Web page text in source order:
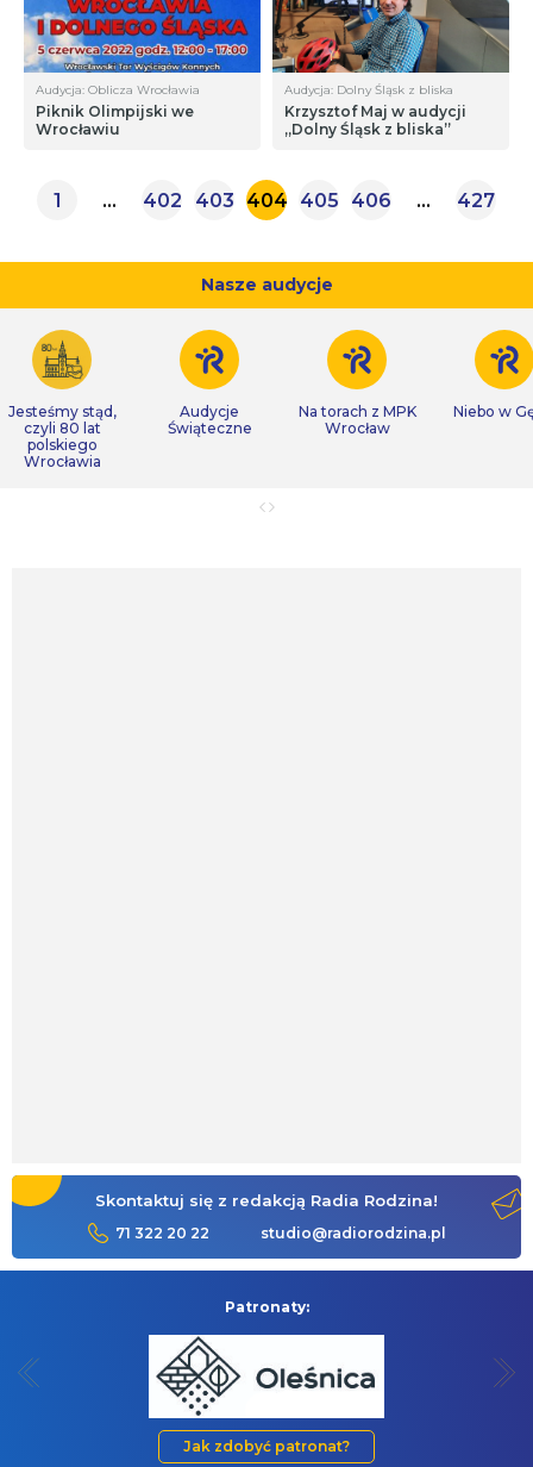
Audycja: Oblicza Wrocławia
Piknik Olimpijski we
Wrocławiu
Audycja: Dolny Śląsk z bliska
Krzysztof Maj w audycji
„Dolny Śląsk z bliska”
1 … 402 403 404 405 406 … 427
Nasze audycje
Jesteśmy stąd,
czyli 80 lat
polskiego
Wrocławia
Audycje
Świąteczne
Na torach z MPK
Wrocław
Niebo w
Skontaktuj się z redakcją Radia Rodzina!
71 322 20 22 studio@radiorodzina.pl
Patronaty:
Jak zdobyć patronat?